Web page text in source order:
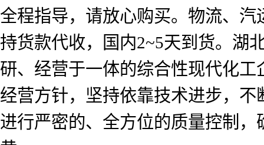
全程指导，请放心购买。物流、
持货款代收，国内2~5天到货。湖
研、经营于一体的综合性现代化
经营方针，坚持依靠技术进步，
进行严密的、全方位的质量控制